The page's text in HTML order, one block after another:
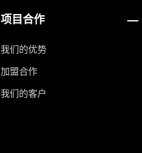
项目合作
我们的优势
加盟合作
我们的客户